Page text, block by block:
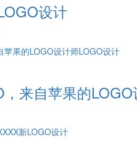
设计
来自苹果的